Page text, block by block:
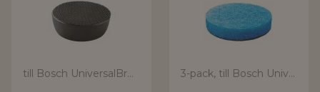
till Bosch UniversalBrush 3-pack, till Bosch UniversalBrush